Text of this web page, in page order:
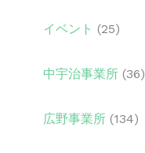
イベント (25)
中宇治事業所 (36)
広野事業所 (134)